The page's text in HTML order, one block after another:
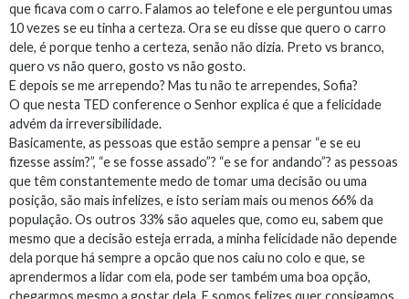
que ficava com o carro. Falamos ao telefone e ele perguntou umas
10 vezes se eu tinha a certeza. Ora se eu disse que quero o carro
dele, é porque tenho a certeza, senão não dizia. Preto vs branco,
quero vs não quero, gosto vs não gosto.
E depois se me arrependo? Mas tu não te arrependes, Sofia?
O que nesta TED conference o Senhor explica é que a felicidade
advém da irreversibilidade.
Basicamente, as pessoas que estão sempre a pensar “e se eu
fizesse assim?”, “e se fosse assado”? “e se for andando”? as pessoas
que têm constantemente medo de tomar uma decisão ou uma
posição, são mais infelizes, e isto seriam mais ou menos 66% da
população. Os outros 33% são aqueles que, como eu, sabem que
mesmo que a decisão esteja errada, a minha felicidade não depende
dela porque há sempre a opcão que nos caiu no colo e que, se
aprendermos a lidar com ela, pode ser também uma boa opção,